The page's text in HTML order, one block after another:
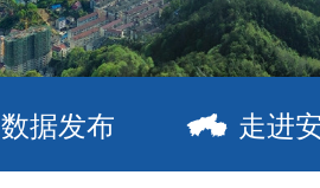
数据发布 走进